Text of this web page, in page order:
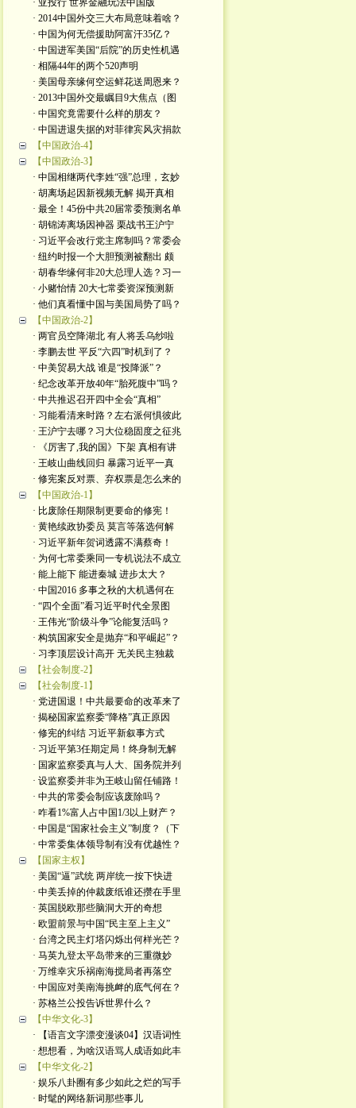
· 亚投行 世界金融玩法中国版
· 2014中国外交三大布局意味着啥？
· 中国为何无偿援助阿富汗35亿？
· 中国进军美国“后院”的历史性机遇
· 相隔44年的两个520声明
· 美国母亲缘何空运鲜花送周恩来？
· 2013中国外交最瞩目9大焦点（图
· 中国究竟需要什么样的朋友？
· 中国进退失据的对菲律宾风灾捐款
【中国政治-4】
【中国政治-3】
· 中国相继两代李姓“强”总理，玄妙
· 胡离场起因新视频无解 揭开真相
· 最全！45份中共20届常委预测名单
· 胡锦涛离场因神器 栗战书王沪宁
· 习近平会改行党主席制吗？常委会
· 纽约时报一个大胆预测被翻出 颇
· 胡春华缘何非20大总理人选？习一
· 小赌怡情 20大七常委资深预测新
· 他们真看懂中国与美国局势了吗？
【中国政治-2】
· 两官员空降湖北 有人将丢乌纱啦
· 李鹏去世 平反“六四”时机到了？
· 中美贸易大战 谁是“投降派”？
· 纪念改革开放40年“胎死腹中”吗？
· 中共推迟召开四中全会“真相”
· 习能看清来时路？左右派何惧彼此
· 王沪宁去哪？习大位稳固度之征兆
· 《厉害了,我的国》下架 真相有讲
· 王岐山曲线回归 暴露习近平一真
· 修宪案反对票、弃权票是怎么来的
【中国政治-1】
· 比废除任期限制更要命的修宪！
· 黄艳续政协委员 莫言等落选何解
· 习近平新年贺词透露不满蔡奇！
· 为何七常委乘同一专机说法不成立
· 能上能下 能进秦城 进步太大？
· 中国2016 多事之秋的大机遇何在
· “四个全面”看习近平时代全景图
· 王伟光“阶级斗争”论能复活吗？
· 构筑国家安全是抛弃“和平崛起”？
· 习李顶层设计高开 无关民主独裁
【社会制度-2】
【社会制度-1】
· 党进国退！中共最要命的改革来了
· 揭秘国家监察委“降格”真正原因
· 修宪的纠结 习近平新叙事方式
· 习近平第3任期定局！终身制无解
· 国家监察委真与人大、国务院并列
· 设监察委并非为王岐山留任铺路！
· 中共的常委会制应该废除吗？
· 咋看1%富人占中国1/3以上财产？
· 中国是“国家社会主义”制度？（下
· 中常委集体领导制有没有优越性？
【国家主权】
· 美国“逼”武统 两岸统一按下快进
· 中美丢掉的仲裁废纸谁还攒在手里
· 英国脱欧那些脑洞大开的奇想
· 欧盟前景与中国“民主至上主义”
· 台湾之民主灯塔闪烁出何样光芒？
· 马英九登太平岛带来的三重微妙
· 万维幸灾乐祸南海搅局者再落空
· 中国应对美南海挑衅的底气何在？
· 苏格兰公投告诉世界什么？
【中华文化-3】
· 【语言文字漂变漫谈04】汉语词性
· 想想看，为啥汉语骂人成语如此丰
【中华文化-2】
· 娱乐八卦圈有多少如此之烂的写手
· 时髦的网络新词那些事儿